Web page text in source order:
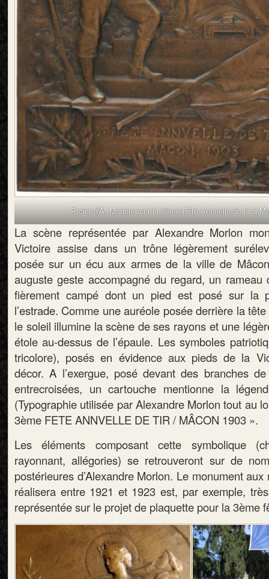
Projet d’A. Morlon pour la 3ème Fête Annuelle de tir à
La scène représentée par Alexandre Morlon
Victoire assise dans un trône légèrement
posée sur un écu aux armes de la ville de
auguste geste accompagné du regard, un
fièrement campé dont un pied est posé sur la
l’estrade. Comme une auréole posée derrière la
le soleil illumine la scène de ses rayons et une
étole au-dessus de l’épaule. Les symboles
tricolore), posés en évidence aux pieds de la
décor. A l’exergue, posé devant des branches
entrecroisées, un cartouche mentionne la
(Typographie utilisée par Alexandre Morlon tout au
3ème FETE ANNVELLE DE TIR / MÂCON 1903 ».
Les éléments composant cette symbolique
rayonnant, allégories) se retrouveront sur de
postérieures d’Alexandre Morlon. Le monument aux
réalisera entre 1921 et 1923 est, par exemple,
représentée sur le projet de plaquette pour la 3ème